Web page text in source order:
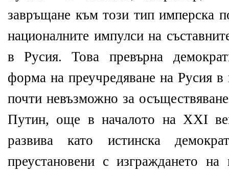
завръщане към този тип имперска
националните импулси на
в Русия. Това превърна
форма на преучредяване на Русия
почти невъзможно за
Путин, още в началото на XXI
развива като истинска
преустановени с изграждането на